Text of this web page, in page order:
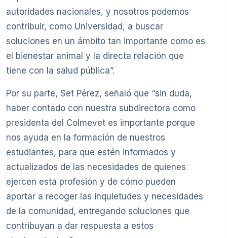
autoridades nacionales, y nosotros podemos
contribuir, como Universidad, a buscar
soluciones en un ámbito tan importante como es
el bienestar animal y la directa relación que
tiene con la salud pública”.
Por su parte, Set Pérez, señaló que “sin duda,
haber contado con nuestra subdirectora como
presidenta del Colmevet es importante porque
nos ayuda en la formación de nuestros
estudiantes, para que estén informados y
actualizados de las necesidades de quienes
ejercen esta profesión y de cómo pueden
aportar a recoger las inquietudes y necesidades
de la comunidad, entregando soluciones que
contribuyan a dar respuesta a estos